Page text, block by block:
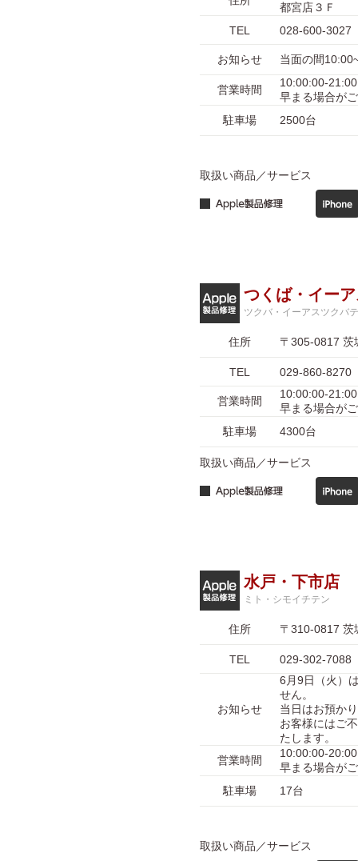
都宮店３Ｆ
TEL
028-600-3027
お知らせ 当面の間
営業時間
10:00:00-
早まる場合が
駐車場
2500台
取扱い商品／サービス
つくば・イー
ツクバ・イーアスツクバ
住所 〒305-0817 茨
TEL 029-860-8270
営業時間
10:00:00-
早まる場合が
駐車場
4300台
取扱い商品／サービス
水戸・下市店
ミト・シモイチテン
住所 〒310-0817 茨
TEL 029-302-7088
お知らせ
6月9日（火）
せん。
当日はお預か
お客様にはご
たします。
営業時間
10:00:00-
早まる場合が
駐車場
17台
取扱い商品／サービス